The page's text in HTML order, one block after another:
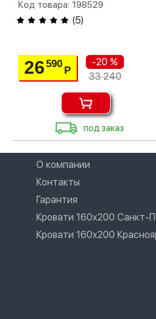
Код товара: 198529
(5)
26590
Р
-20 %
33 240
под заказ
О компании
Контакты
Гарантия
Кровати 160х200 Санкт-
Кровати 160х200